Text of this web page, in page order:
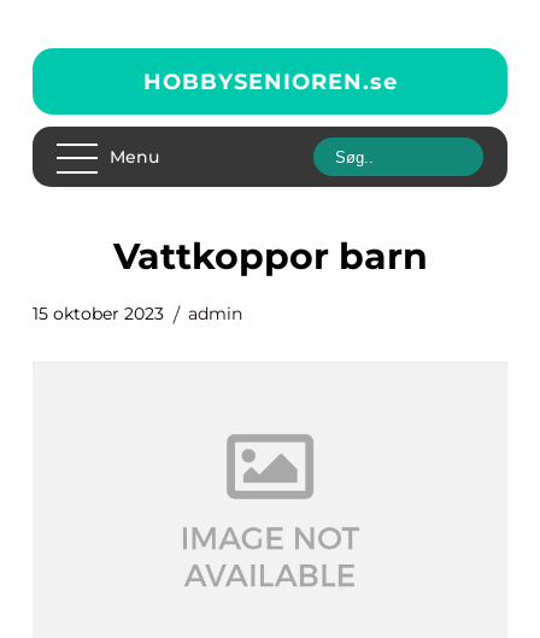
HOBBYSENIOREN.se
Menu
vattkoppor barn
15 oktober 2023 admin